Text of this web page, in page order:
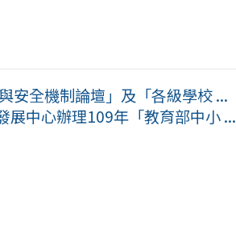
安全機制論壇」及「各級學校 ...
展中心辦理109年「教育部中小 ...